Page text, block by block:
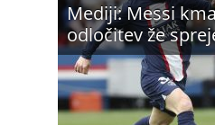
Mediji: Messi
odločitev že